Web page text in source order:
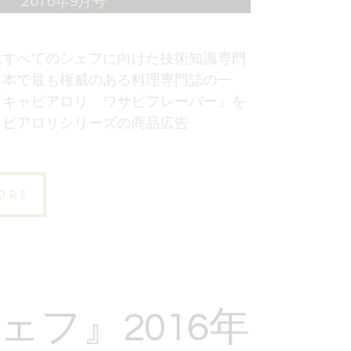
すべてのシェフに向けた技術知識専門
本で最も権威のある料理専門誌の一
ャビアロリ ワサビフレーバー」を
アロリシリーズの商品広告
ェフ』2016年